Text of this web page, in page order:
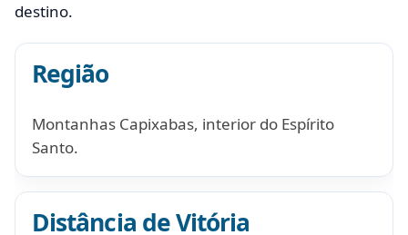
destino.
Região
Montanhas Capixabas, interior do Espírito
Santo.
Distância de Vitória